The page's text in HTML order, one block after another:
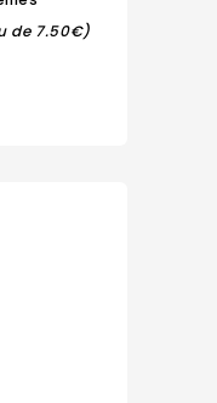
de 7.50€)